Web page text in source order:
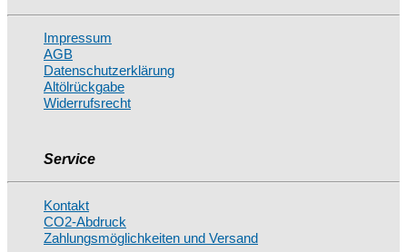
Impressum
AGB
Datenschutzerklärung
Altölrückgabe
Widerrufsrecht
Service
Kontakt
CO2-Abdruck
Zahlungsmöglichkeiten und Versand